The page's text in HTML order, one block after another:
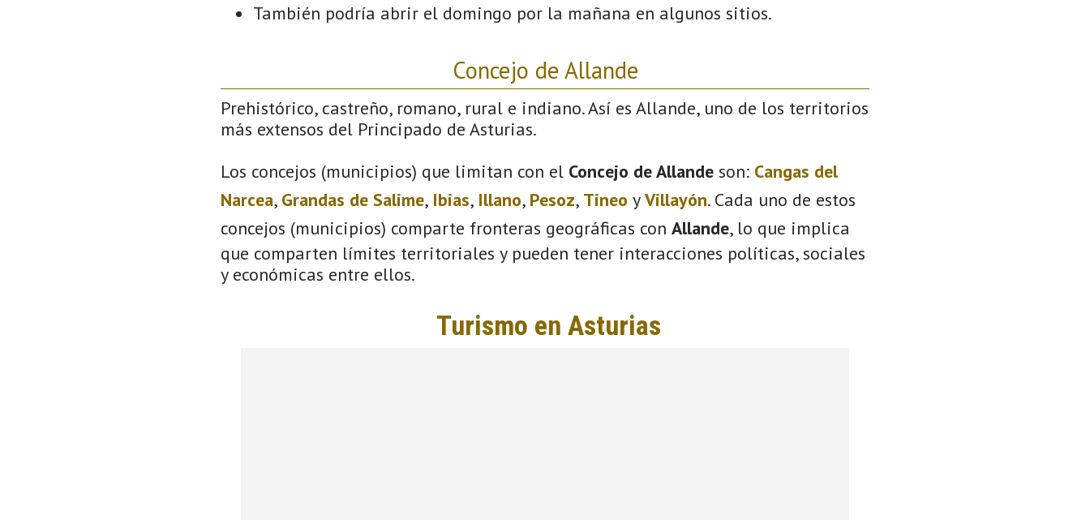
También podría abrir el domingo por la mañana en algunos sitios.
Concejo de Allande
Prehistórico, castreño, romano, rural e indiano. Así es Allande, uno de los territorios
más extensos del Principado de Asturias.
Los concejos (municipios) que limitan con el Concejo de Allande son: Cangas del
Narcea, Grandas de Salime, Ibias, Illano, Pesoz, Tineo yVillayón. Cada uno de estos
concejos (municipios) comparte fronteras geográficas con Allande, lo que implica
que comparten límites territoriales y pueden tener interacciones políticas, sociales
y económicas entre ellos.